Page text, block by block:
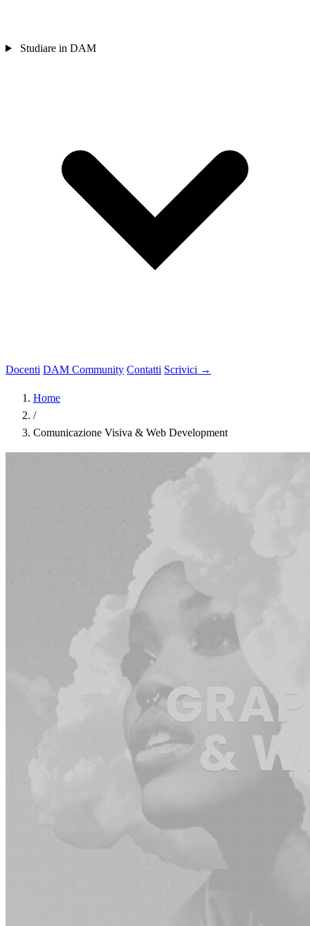
Studiare in DAM
Docenti DAM Community Contatti Scrivici →
Home
/
Comunicazione Visiva & Web Development